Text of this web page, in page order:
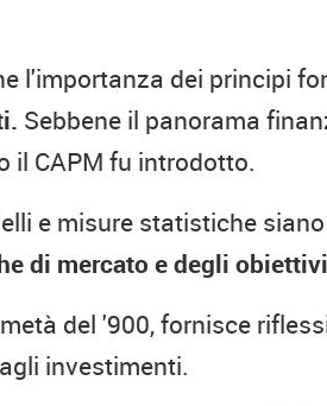
l'importanza dei principi
Sebbene il panorama
il CAPM fu introdotto.
e misure statistiche
di mercato e degli
del '900, fornisce
investimenti.